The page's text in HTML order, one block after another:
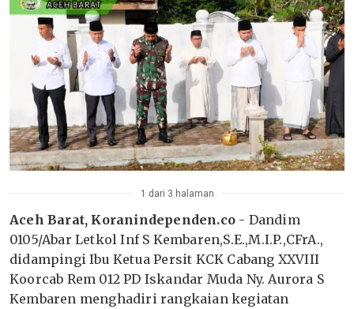
1 dari 3 halaman
Aceh Barat, Koranindependen.co - Dandim
0105/Abar Letkol Inf S Kembaren,S.E.,M.I.P.,CFrA.,
didampingi Ibu Ketua Persit KCK Cabang XXVIII
Koorcab Rem 012 PD Iskandar Muda Ny. Aurora S
Kembaren menghadiri rangkaian kegiatan